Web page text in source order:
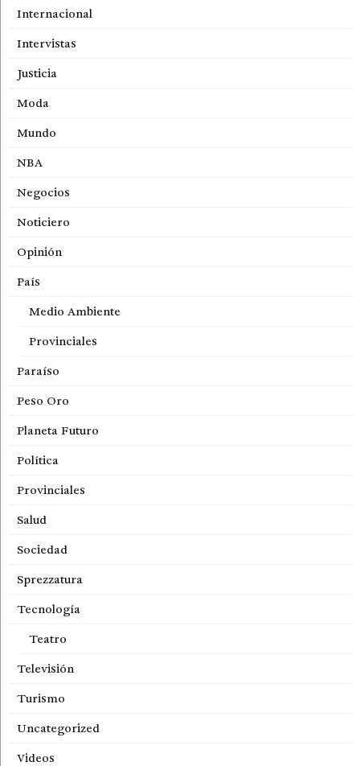
Internacional
Intervistas
Justicia
Moda
Mundo
NBA
Negocios
Noticiero
Opinión
País
Medio Ambiente
Provinciales
Paraíso
Peso Oro
Planeta Futuro
Política
Provinciales
Salud
Sociedad
Sprezzatura
Tecnología
Teatro
Televisión
Turismo
Uncategorized
Videos